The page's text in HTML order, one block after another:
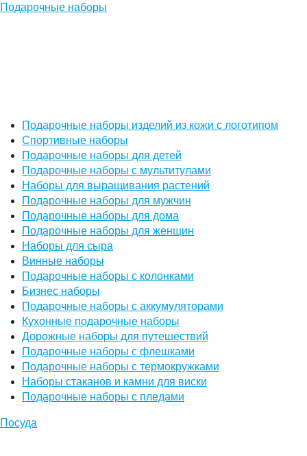
Подарочные наборы
Подарочные наборы изделий из кожи с логотипом
Спортивные наборы
Подарочные наборы для детей
Подарочные наборы с мультитулами
Наборы для выращивания растений
Подарочные наборы для мужчин
Подарочные наборы для дома
Подарочные наборы для женщин
Наборы для сыра
Винные наборы
Подарочные наборы с колонками
Бизнес наборы
Подарочные наборы с аккумуляторами
Кухонные подарочные наборы
Дорожные наборы для путешествий
Подарочные наборы с флешками
Подарочные наборы с термокружками
Наборы стаканов и камни для виски
Подарочные наборы с пледами
Посуда